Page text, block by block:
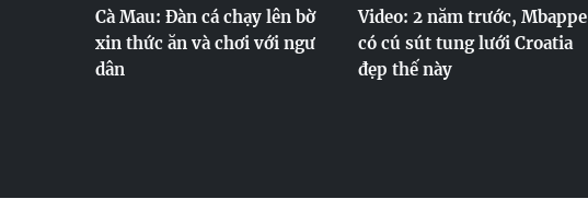
Cà Mau: Đàn cá chạy lên bờ
xin thức ăn và chơi với ngư
dân
Video: 2 năm trước, Mbappe
có cú sút tung lưới Croatia
đẹp thế này